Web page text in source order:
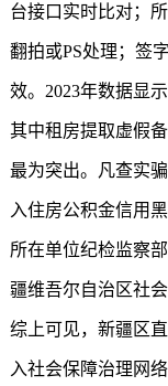
台接口实时比对；
翻拍或PS处理；签
效。2023年数据显
其中租房提取虚假
最为突出。凡查实
入住房公积金信用
所在单位纪检监察
疆维吾尔自治区社
综上可见，新疆区
入社会保障治理网